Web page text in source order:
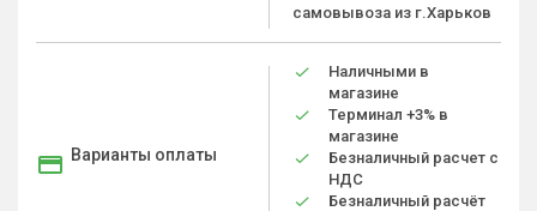
самовывоза из г.Харьков
Варианты оплаты
Наличными в
магазине
Терминал +3% в
магазине
Безналичный расчет с
НДС
Безналичный расчёт